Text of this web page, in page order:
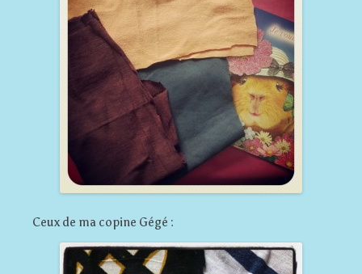
Ceux de ma copine Gégé :